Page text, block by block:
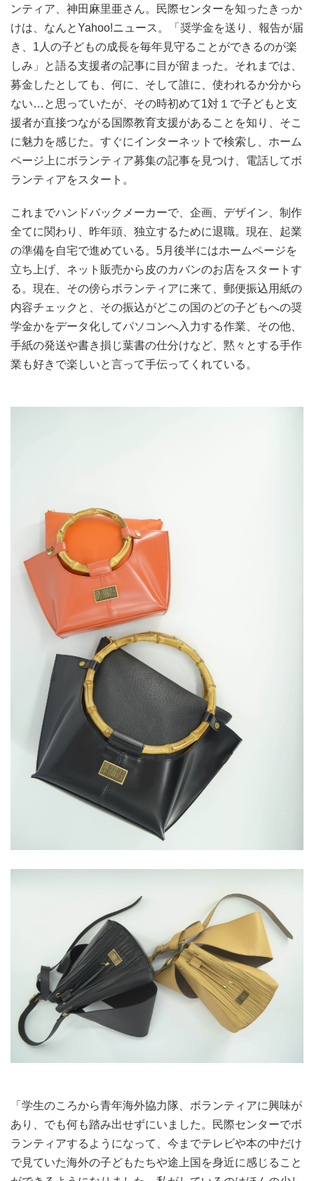
ンティア、神田 麻里亜さん。民際センターを知ったきっか
けは、なんとYahoo!ニュース。「奨学金を送り、報告が届
き、1人の子どもの成長を毎年見守ることができるのが楽
しみ」と語る支援者の記事に目が留まった。それまでは、
募金したとしても、何に、そして誰に、使われるか分から
ない…と思っていたが、その時初めて1対１で子どもと支
援者が直接つながる国際教育支援があることを知り、そこ
に魅力を感じた。すぐにインターネットで検索し、ホーム
ページ上にボランティア募集の記事を見つけ、電話してボ
ランティアをスタート。
これまでハンドバックメーカーで、企画、デザイン、制作
全てに関わり、昨年頭、独立するために退職。現在、起業
の準備を自宅で進めている。5月後半にはホームページを
立ち上げ、ネット販売から皮のカバンのお店をスタートす
る。現在、その傍らボランティアに来て、郵便振込⽤紙の
内容チェックと、その振込がどこの国のどの子どもへの奨
学金かをデータ化してパソコンへ⼊⼒する作業、その他、
手紙の発送や書き損じ葉書の仕分けなど、黙々とする手作
業も好きで楽しいと言って手伝ってくれている。
「学生のころから青年海外協力隊、ボランティアに興味が
あり、でも何も踏み出せずにいました。民際センターでボ
ランティアするようになって、今までテレビや本の中だけ
で見ていた海外の子どもたちや途上国を身近に感じること